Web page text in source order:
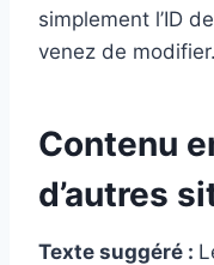
simplement l’ID
venez de
Contenu
d’autres
Texte suggéré :